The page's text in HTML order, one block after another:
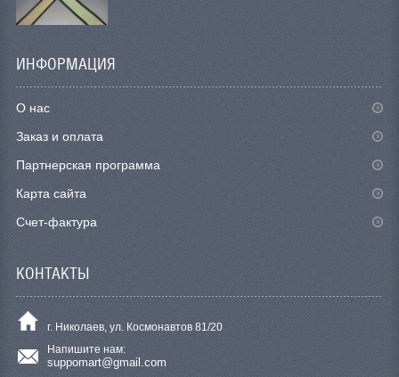
ИНФОРМАЦИЯ
О нас
Заказ и оплата
Партнерская программа
Карта сайта
Счет-фактура
КОНТАКТЫ
г. Николаев, ул. Космонавтов 81/20
Напишите нам:
suppomart@gmail.com